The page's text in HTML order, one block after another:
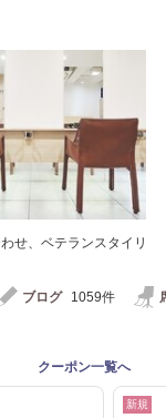
せ、ベテランスタイリ
ブログ 1059件
クーポン一覧へ
新規